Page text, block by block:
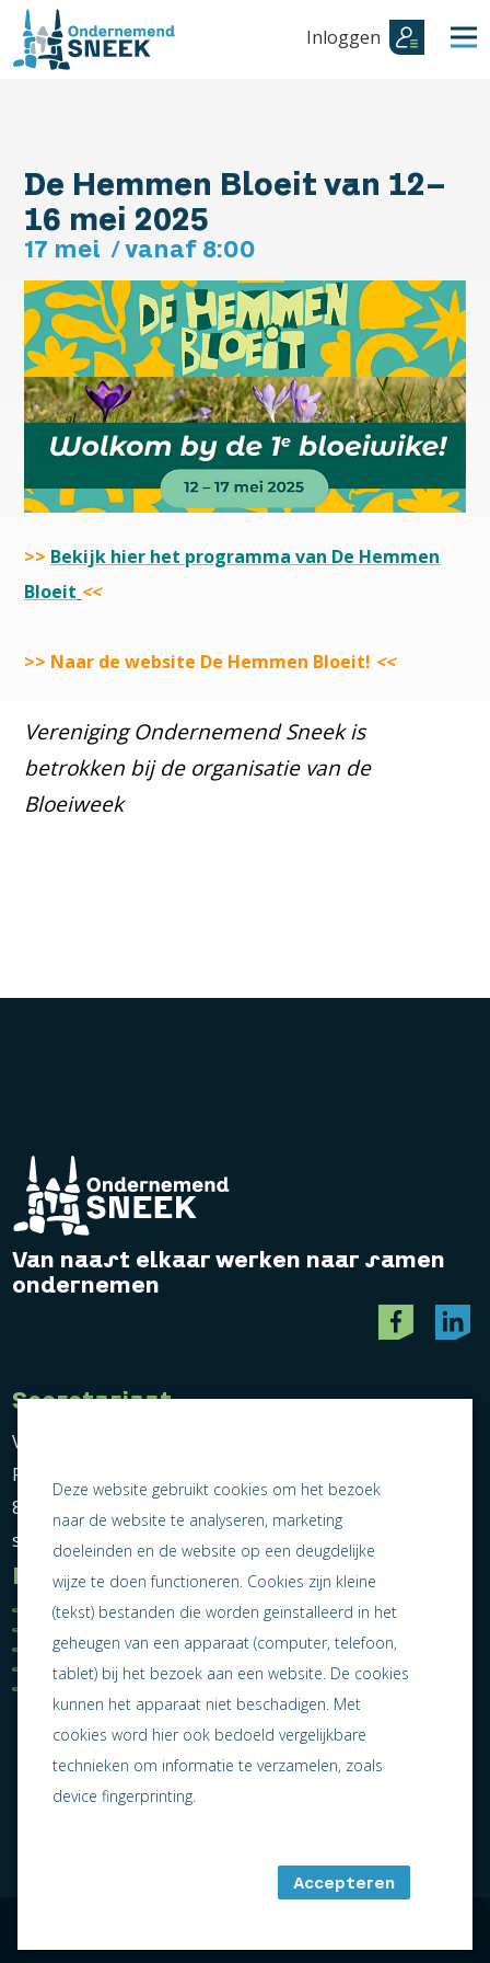
Inloggen
De Hemmen Bloeit van 12-
16 mei 2025
17 mei /vanaf 8:00
>> Bekijk hier het programma van De Hemmen
Bloeit <<
>> Naar de website De Hemmen Bloeit! <<
Vereniging Ondernemend Sneek is
betrokken bij de organisatie van de
Bloeiweek
Van naast elkaar werken naar samen
ondernemen
Secretariaat
Vereniging Ondernemend Sneek
Postbus 464
8600 AL Sneek
secretariaat@ondernemendsneek.nl
Informatie
Ledenoverzicht
Algemene voorwaarden
Privacy statement
Jaarverslag 2025
Nieuws
Lid worden
Contact
Deze website gebruikt cookies om het bezoek
naar de website te analyseren, marketing
doeleinden en de website op een deugdelijke
wijze te doen functioneren. Cookies zijn kleine
(tekst) bestanden die worden geïnstalleerd in het
geheugen van een apparaat (computer, telefoon,
tablet) bij het bezoek aan een website. De cookies
kunnen het apparaat niet beschadigen. Met
cookies word hier ook bedoeld vergelijkbare
technieken om informatie te verzamelen, zoals
device fingerprinting.
Accepteren